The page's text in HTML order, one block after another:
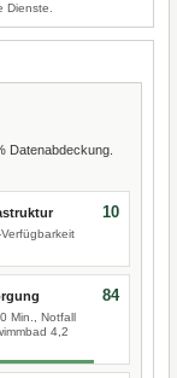
Dienste.
Datenabdeckung.
10
Min., Notfall
4,2
84